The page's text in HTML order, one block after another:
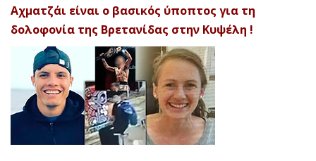
Αχματζάι είναι ο βασικός ύποπτος για τη
δολοφονία της Βρετανίδας στην Κυψέλη !